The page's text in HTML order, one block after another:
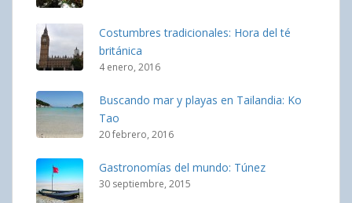
Costumbres tradicionales: Hora del té
británica
4 enero, 2016
Buscando mar y playas en Tailandia: Ko
Tao
20 febrero, 2016
Gastronomías del mundo: Túnez
30 septiembre, 2015